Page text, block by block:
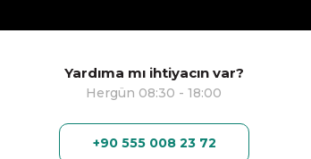
Yardıma mı ihtiyacın var?
Hergün 08:30 - 18:00
+90 555 008 23 72